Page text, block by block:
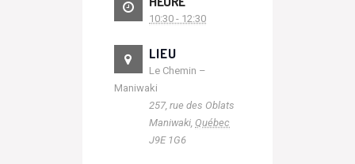
10:30 - 12:30
LIEU
Le Chemin –
Maniwaki
257, rue des Oblats
Maniwaki, Québec
J9E 1G6